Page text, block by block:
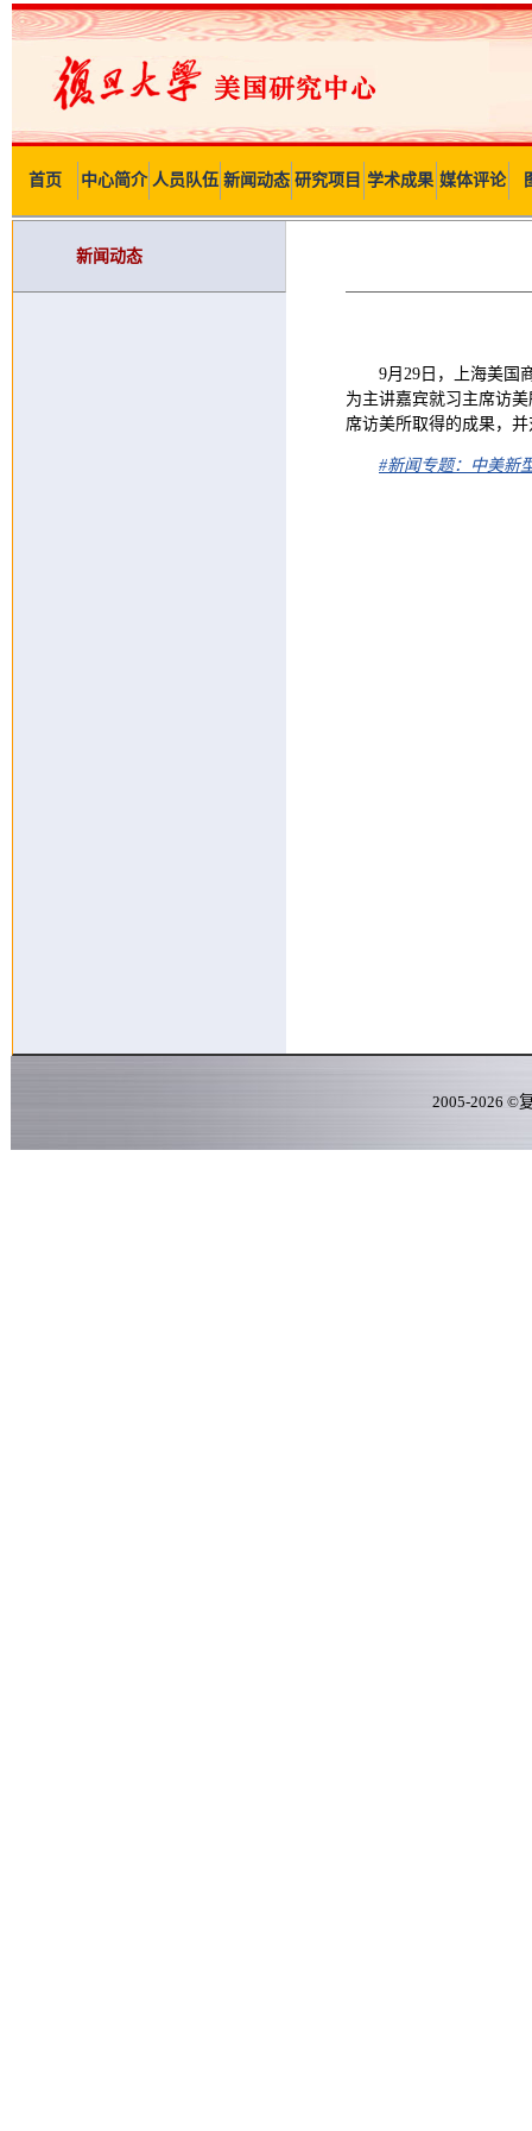
首页 中心简介 人员队伍 新闻动态 研究项目 学术成果 媒体评论
新闻动态
9月29日，上海美国
为主讲嘉宾就习主席访
席访美所取得的成果，
#新闻专题：中美新
2005-2026 ©